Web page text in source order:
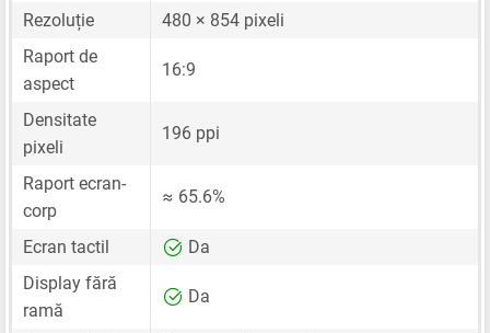
Rezoluție
480 × 854 pixeli
Raport de
aspect
16:9
Densitate
pixeli
196 ppi
Raport ecran-
corp
≈ 65.6%
Ecran tactil
Da
Display fără
ramă
Da